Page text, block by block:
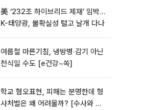
美 ‘232조 하이브리드 제재’ 임박…
K-태양광, 불확실성 털고 날개 다나
여름철 마른기침, 냉방병‧감기 아닌
천식일 수도 [e건강~쏙]
학교 혐오표현, 피해는 분명한데 형
사처벌은 왜 어려울까? [수사와 재